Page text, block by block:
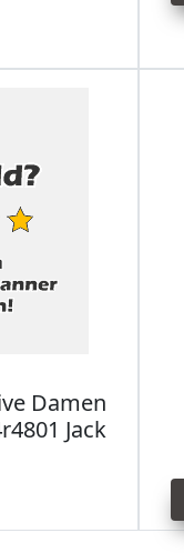
Damen
Jack